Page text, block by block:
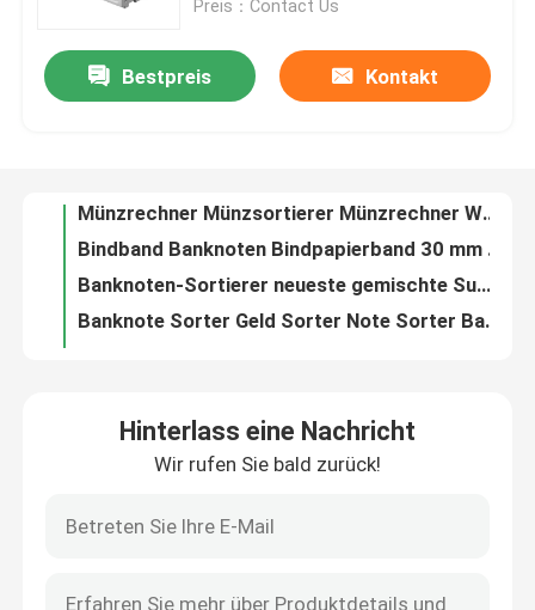
Über uns
Qualitätskontrolle
Kontakt mit uns
Alle Fälle
Referenzen
Banknoten-Sortierer
Preis：Contact Us
Bestpreis Kontakt
Banknotenbandmaschine Banknotenbandmaschine Bandbandmaschine Bindemaschine Automatische Gurtmaschine Gurtmaschine
Banknote Sorter Geld Sorter Note Sorter Banknote Zähler Bargeldzählmaschine USD Mehrwährungszählung Sortieren
Banknoten-Sortierer Mehrwährung Cis Gemischte Stückelungen Banknoten-Sortiermaschine Wert von Rechnungen Geldzähler Mixbanknote-Sortierer Maschine
Einheitliche Datenbank (SIM)
Unterschrift Kartenzähler
Hinterlass eine Nachricht
Wir rufen Sie bald zurück!